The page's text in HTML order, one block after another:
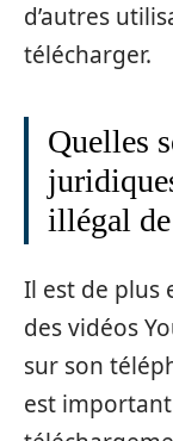
d’autres
télécharger.
Quelles
illégal
Il est de plus
des vidéos
sur son
est